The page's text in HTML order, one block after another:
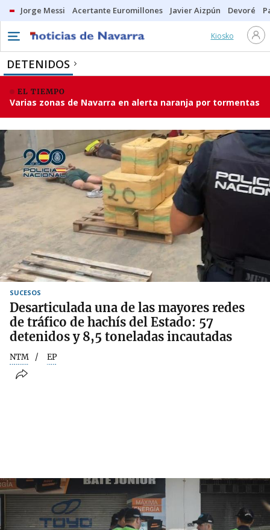
Jorge Messi Acertante Euromillones Javier Aizpún Devoré
Kiosko
DETENIDOS
EL TIEMPO
Varias zonas de Navarra en alerta naranja por tormentas
SUCESOS
Desarticulada una de las mayores redes
de tráfico de hachís del Estado: 57
detenidos y 8,5 toneladas incautadas
NTM EP